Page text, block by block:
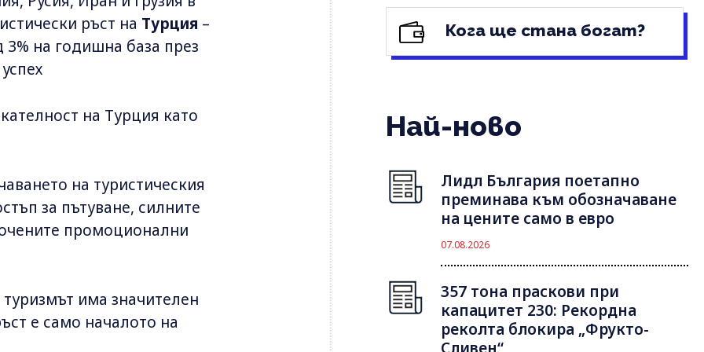
ръст на Турция –
на годишна база през
на Турция като
на туристическия
за пътуване, силните
промоционални
има значителен
е само началото на
Кога ще стана богат?
Най-ново
Лидл България поетапно
преминава към обозначаване
на цените само в евро
07.08.2026
357 тона праскови при
капацитет 230: Рекордна
реколта блокира „Фрукто-
Сливен“